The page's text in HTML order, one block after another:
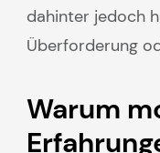
dahinter jedoch
Überforderung
Warum